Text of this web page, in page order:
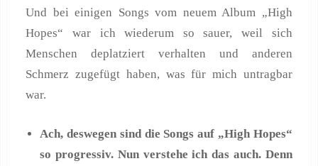
Und bei einigen Songs vom neuem Album „High
Hopes“ war ich wiederum so sauer, weil sich
Menschen deplatziert verhalten und anderen
Schmerz zugefügt haben, was für mich untragbar
war.
Ach, deswegen sind die Songs auf „High Hopes“
so progressiv. Nun verstehe ich das auch. Denn